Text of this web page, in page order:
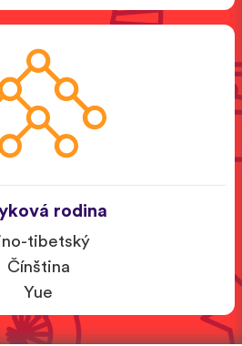
rodina
tibetský
Čínština
Yue